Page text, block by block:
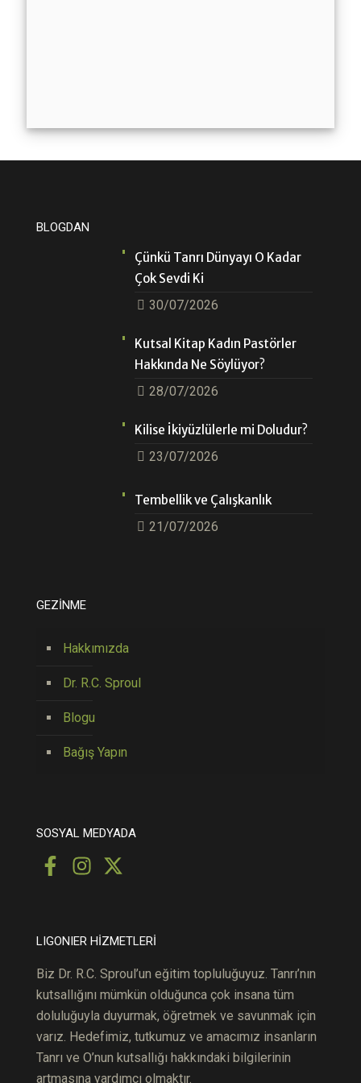
BLOGDAN
Çünkü Tanrı Dünyayı O Kadar
Çok Sevdi Ki
30/07/2026
Kutsal Kitap Kadın Pastörler
Hakkında Ne Söylüyor?
28/07/2026
Kilise İkiyüzlülerle mi Doludur?
23/07/2026
Tembellik ve Çalışkanlık
21/07/2026
GEZİNME
Hakkımızda
Dr. R.C. Sproul
Blogu
Bağış Yapın
SOSYAL MEDYADA
LIGONIER HİZMETLERİ
Biz Dr. R.C. Sproul’un eğitim topluluğuyuz. Tanrı’nın
kutsallığını mümkün olduğunca çok insana tüm
doluluğuyla duyurmak, öğretmek ve savunmak için
varız. Hedefimiz, tutkumuz ve amacımız insanların
Tanrı ve O’nun kutsallığı hakkındaki bilgilerinin
artmasına yardımcı olmaktır.